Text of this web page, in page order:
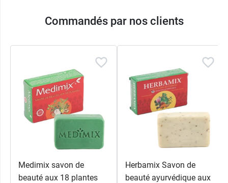
Commandés par nos clients
Medimix savon de
beauté aux 18 plantes
Herbamix Savon de
beauté ayurvédique aux